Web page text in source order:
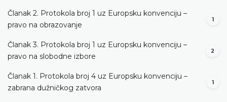
Članak 2. Protokola broj 1 uz Europsku konvenciju –
pravo na obrazovanje
1
Članak 3. Protokola broj 1 uz Europsku konvenciju –
pravo na slobodne izbore
2
Članak 1. Protokola broj 4 uz Europsku konvenciju –
zabrana dužničkog zatvora
1